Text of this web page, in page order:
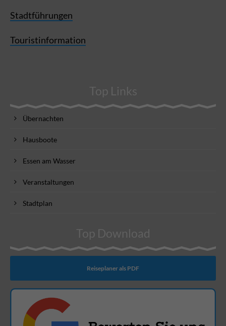
Stadtführungen
Touristinformation
Top Links
Übernachten
Hausboote
Essen am Wasser
Veranstaltungen
Stadtplan
Top Download
Reiseplaner als PDF